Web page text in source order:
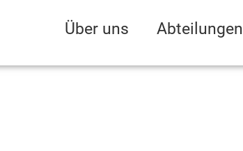
Über uns Abteilungen